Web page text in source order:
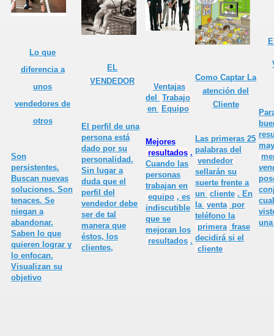
Lo que
diferencia a
unos
vendedores de
otros
Son
persistentes.
Buscan nuevas
soluciones. Son
tenaces. Se
niegan a
abandonar.
Saben lo que
quieren lograr y
lo enfocan.
Visualizan su
objetivo
EL
VENDEDOR
El perfil de una
persona está
dado por su
personalidad.
Sin lugar a
duda que el
perfil del
vendedor debe
ser de tal
manera que
éstos, los
clientes,
Ventajas
del Trabajo
en Equipo
Mejores
resultados .
Cuando las
personas
trabajan en
equipo , es
indiscutible
que se
mejoran los
resultados .
Como Captar La
atención del
Cliente
Las primeras 25
palabras del
vendedor
sellarán su
suerte frente a
un cliente . En
la venta por
teléfono la
primera frase
decidirá si el
cliente
vendedor
estar en la oficina y en el trabajo.